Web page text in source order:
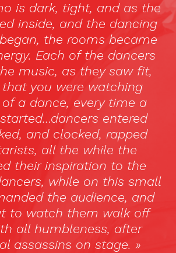
is dark, tight, and as the
inside, and the dancing
the rooms became
Each of the dancers
music, as they saw fit,
you were watching
a dance, every time a
entered
and clocked, rapped
all the while the
their inspiration to the
while on this small
the audience, and
to watch them walk off
all humbleness, after
assassins on stage. »
«